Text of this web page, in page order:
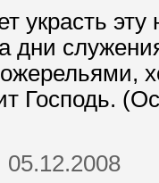
украсть эту
дни
ожерельями,
Господь.
05.12.2008